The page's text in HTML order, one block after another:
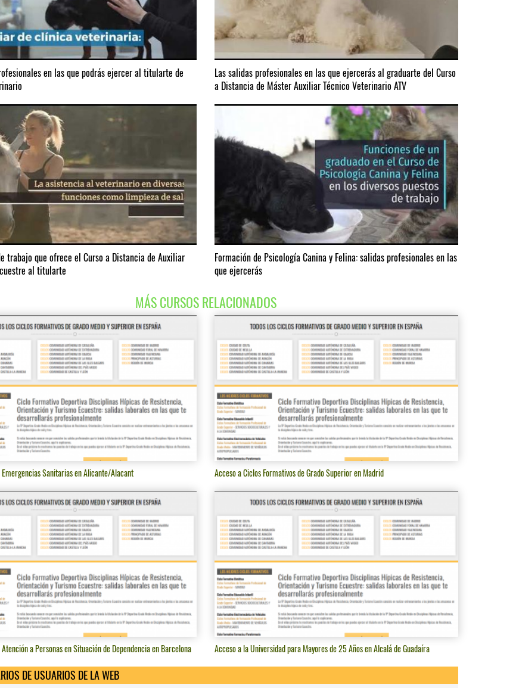
en las que podrás ejercer al titularte de
Las salidas profesionales en las que ejercerás al graduarte del Curso
a Distancia de Máster Auxiliar Técnico Veterinario ATV
trabajo que ofrece el Curso a Distancia de Auxiliar
al titularte
Formación de Psicología Canina y Felina: salidas profesionales en las
que ejercerás
MÁS CURSOS RELACIONADOS
Sanitarias en Alicante/Alacant Acceso a Ciclos Formativos de Grado Superior en Madrid
a Personas en Situación de Dependencia en Barcelona Acceso a la Universidad para Mayores de 25 Años en Alcalá de Guadaíra
DE USUARIOS DE LA WEB